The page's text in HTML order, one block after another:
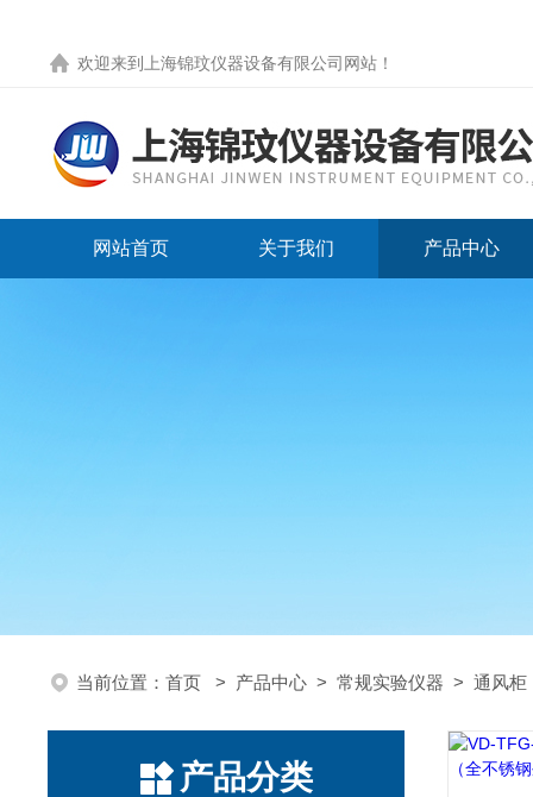
欢迎来到 上海锦玟仪器设备有限公司网站 ！
网站首页 关于我们 产品中心
当前位置： 首页 > 产品中心 > 常规实验仪器 > 通风柜
产品分类